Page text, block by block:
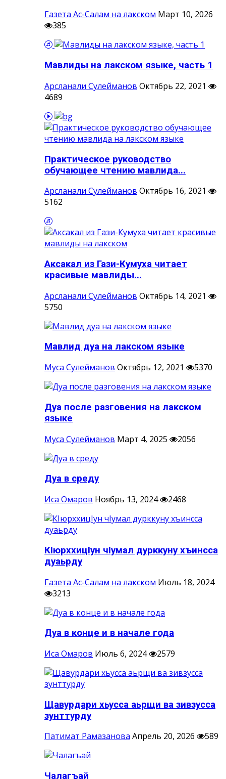
Газета Ас-Салам на лакском Март 10, 2026
385
Мавлиды на лакском языке, часть 1
Арсланали Сулейманов Октябрь 22, 2021
4689
Практическое руководство
обучающее чтению мавлида...
Арсланали Сулейманов Октябрь 16, 2021
5162
Аксакал из Гази-Кумуха читает
красивые мавлиды...
Арсланали Сулейманов Октябрь 14, 2021
5750
Мавлид дуа на лакском языке
Муса Сулейманов Октябрь 12, 2021 5370
Дуа после разговения на лакском
языке
Муса Сулейманов Март 4, 2025 2056
Дуа в среду
Иса Омаров Ноябрь 13, 2024 2468
КIюрххицIун чIумал дурккуну хъинсса
дуаьрду
Газета Ас-Салам на лакском Июль 18, 2024
3213
Дуа в конце и в начале года
Иса Омаров Июль 6, 2024 2579
Щавурдари хьусса аьрщи ва зивзусса
зунттурду
Патимат Рамазанова Апрель 20, 2026 589
Чалагъай